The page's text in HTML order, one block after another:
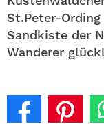
St.Peter-
Sandkiste der
Wanderer